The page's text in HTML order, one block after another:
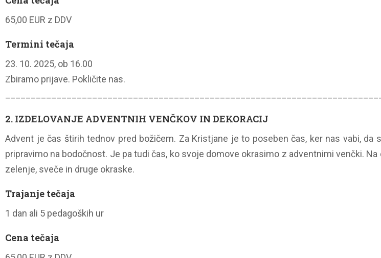
65,00 EUR z DDV
Termini tečaja
23. 10. 2025, ob 16.00
Zbiramo prijave. Pokličite nas.
2. IZDELOVANJE ADVENTNIH VENČKOV IN DEKORACIJ
Advent je čas štirih tednov pred božičem. Za Kristjane je to poseben čas, ker nas vabi,
pripravimo na bodočnost. Je pa tudi čas, ko svoje domove okrasimo z adventnimi venčki.
zelenje, sveče in druge okraske.
Trajanje tečaja
1 dan ali 5 pedagoških ur
Cena tečaja